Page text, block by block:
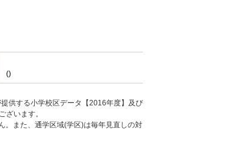
()
供する小学校区データ【2016年度】及び
ざいます。
。また、通学区域(学区)は毎年見直しの対